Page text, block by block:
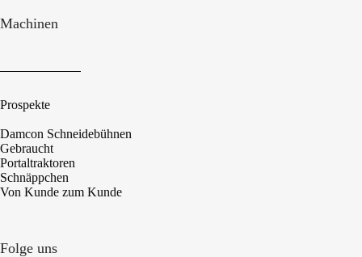
Machinen
Prospekte
Damcon Schneidebühnen
Gebraucht
Portaltraktoren
Schnäppchen
Von Kunde zum Kunde
Folge uns